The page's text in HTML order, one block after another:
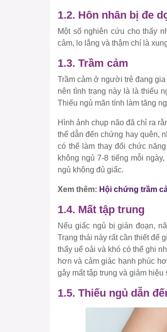
1.2. Hôn nhân bị đe
Một số nghiên cứu cho thấy
cảm, lo lắng và thậm chí là
1.3. Trầm cảm
Trầm cảm ở người trẻ đang
nên tình trạng này là là thiếu
Thiếu ngủ mãn tính làm tăng
Hình ảnh chụp não đã chỉ ra
thể dẫn đến chứng hay quên,
có thể làm thay đổi chức
không ngủ 7-8 tiếng mỗi
ngủ không đủ giấc.
Xem thêm: Hội chứng trầm
1.4. Mất tập trung
Nếu giấc ngủ bị gián đoạn,
Trạng thái này rất cần thiết để
thấy uể oải và khó có thể ghi
hơn và cảm giác hạnh phúc
gây mất tập trung và giảm hiệu
1.5. Thiếu ngủ dẫn